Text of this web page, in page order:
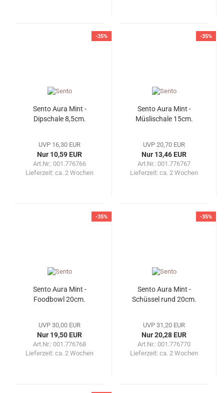
-35%
Sento Aura Mint -
Dipschale 8,5cm.
UVP 16,30 EUR
Nur 10,59 EUR
Art.Nr.: 001.776766
Lieferzeit: ca. 2 Wochen
-35%
Sento Aura Mint -
Müslischale 15cm.
UVP 20,70 EUR
Nur 13,46 EUR
Art.Nr.: 001.776767
Lieferzeit: ca. 2 Wochen
-35%
Sento Aura Mint -
Foodbowl 20cm.
UVP 30,00 EUR
Nur 19,50 EUR
Art.Nr.: 001.776768
Lieferzeit: ca. 2 Wochen
-35%
Sento Aura Mint -
Schüssel rund 20cm.
UVP 31,20 EUR
Nur 20,28 EUR
Art.Nr.: 001.776770
Lieferzeit: ca. 2 Wochen